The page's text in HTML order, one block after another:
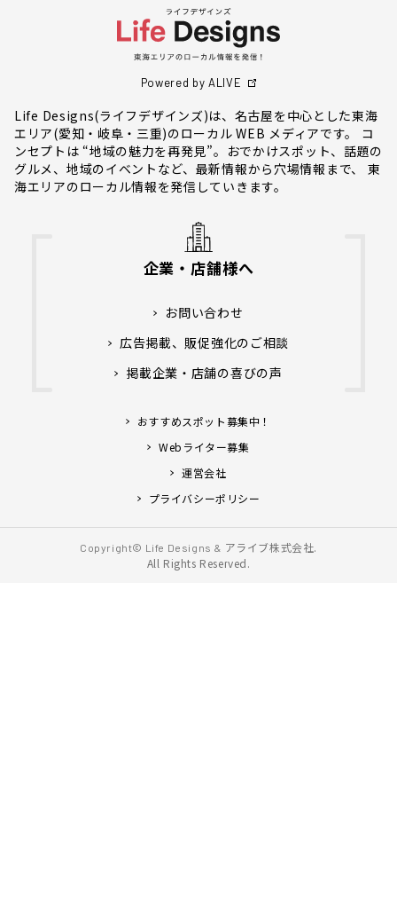
Powered by ALIVE
Life Designs(ライフデザインズ)は、名古屋を中心とした東海
エリア(愛知・岐阜・三重)のローカル WEB メディアです。 コ
ンセプトは “地域の魅力を再発見”。おでかけスポット、話題の
グルメ、地域のイベントなど、最新情報から穴場情報まで、 東
海エリアのローカル情報を発信していきます。
企業・店舗様へ
お問い合わせ
広告掲載、販促強化のご相談
掲載企業・店舗の喜びの声
おすすめスポット募集中！
Webライター募集
運営会社
プライバシーポリシー
Copyright© Life Designs & アライブ株式会社.
All Rights Reserved.